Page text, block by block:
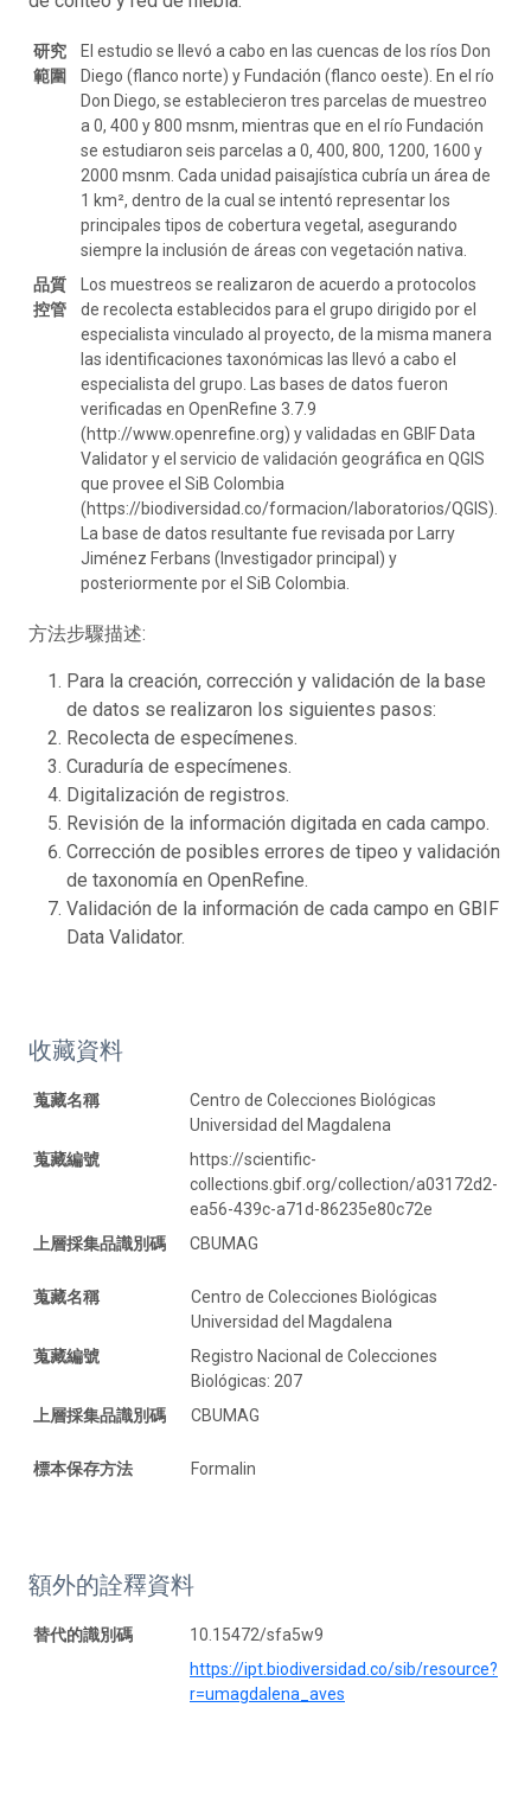
研究
範圍
El estudio se llevó a cabo en las cuencas de los ríos Don
Diego (flanco norte) y Fundación (flanco oeste). En el río
Don Diego, se establecieron tres parcelas de muestreo
a 0, 400 y 800 msnm, mientras que en el río Fundación
se estudiaron seis parcelas a 0, 400, 800, 1200, 1600 y
2000 msnm. Cada unidad paisajística cubría un área de
1 km², dentro de la cual se intentó representar los
principales tipos de cobertura vegetal, asegurando
siempre la inclusión de áreas con vegetación nativa.
品質
控管
Los muestreos se realizaron de acuerdo a protocolos
de recolecta establecidos para el grupo dirigido por el
especialista vinculado al proyecto, de la misma manera
las identificaciones taxonómicas las llevó a cabo el
especialista del grupo. Las bases de datos fueron
verificadas en OpenRefine 3.7.9
(http://www.openrefine.org) y validadas en GBIF Data
Validator y el servicio de validación geográfica en QGIS
que provee el SiB Colombia
(https://biodiversidad.co/formacion/laboratorios/QGIS).
La base de datos resultante fue revisada por Larry
Jiménez Ferbans (Investigador principal) y
posteriormente por el SiB Colombia.
方法步驟描述:
Para la creación, corrección y validación de la base
de datos se realizaron los siguientes pasos:
Recolecta de especímenes.
Curaduría de especímenes.
Digitalización de registros.
Revisión de la información digitada en cada campo.
Corrección de posibles errores de tipeo y validación
de taxonomía en OpenRefine.
Validación de la información de cada campo en GBIF
Data Validator.
收藏資料
蒐藏名稱
Centro de Colecciones Biológicas
Universidad del Magdalena
蒐藏編號
https://scientific-
collections.gbif.org/collection/a03172d2-
ea56-439c-a71d-86235e80c72e
上層採集品識別碼
CBUMAG
蒐藏名稱
Centro de Colecciones Biológicas
Universidad del Magdalena
蒐藏編號
Registro Nacional de Colecciones
Biológicas: 207
上層採集品識別碼
CBUMAG
標本保存方法 Formalin
額外的詮釋資料
替代的識別碼
10.15472/sfa5w9
https://ipt.biodiversidad.co/sib/resource?
r=umagdalena_aves